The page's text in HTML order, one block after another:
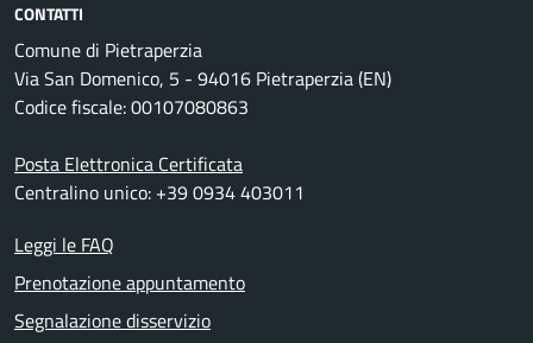
CONTATTI
Comune di Pietraperzia
Via San Domenico, 5 - 94016 Pietraperzia (EN)
Codice fiscale: 00107080863
Posta Elettronica Certificata
Centralino unico: +39 0934 403011
Leggi le FAQ
Prenotazione appuntamento
Segnalazione disservizio